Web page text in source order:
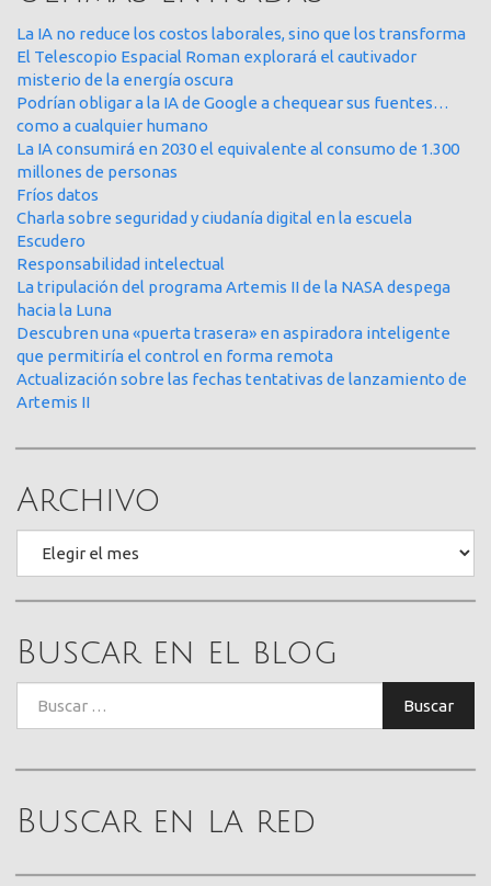
La IA no reduce los costos laborales, sino que los transforma
El Telescopio Espacial Roman explorará el cautivador
misterio de la energía oscura
Podrían obligar a la IA de Google a chequear sus fuentes…
como a cualquier humano
La IA consumirá en 2030 el equivalente al consumo de 1.300
millones de personas
Fríos datos
Charla sobre seguridad y ciudanía digital en la escuela
Escudero
Responsabilidad intelectual
La tripulación del programa Artemis II de la NASA despega
hacia la Luna
Descubren una «puerta trasera» en aspiradora inteligente
que permitiría el control en forma remota
Actualización sobre las fechas tentativas de lanzamiento de
Artemis II
Archivo
Buscar en el blog
Buscar
Buscar en la red